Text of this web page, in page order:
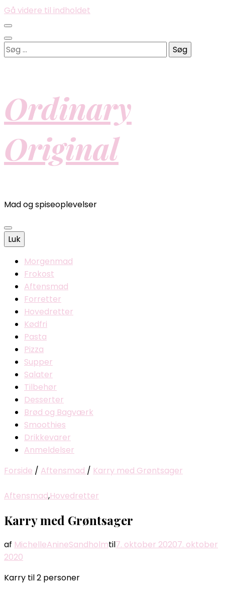
Gå videre til indholdet
Søg
efter:
Ordinary
Original
Mad og spiseoplevelser
Luk
Morgenmad
Frokost
Aftensmad
Forretter
Hovedretter
Kødfri
Pasta
Pizza
Supper
Salater
Tilbehør
Desserter
Brød og Bagværk
Smoothies
Drikkevarer
Anmeldelser
Forside / Aftensmad / Karry med Grøntsager
Aftensmad,Hovedretter
Karry med Grøntsager
af MichelleAnineSandholmtil7. oktober 20207. oktober
2020
Karry til 2 personer